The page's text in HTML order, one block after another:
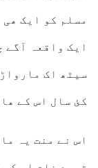
مسلم کو ایک
ایک واقعہ آگے
سیٹھ اک
کئ سال اس کے
اس نے منت یہ